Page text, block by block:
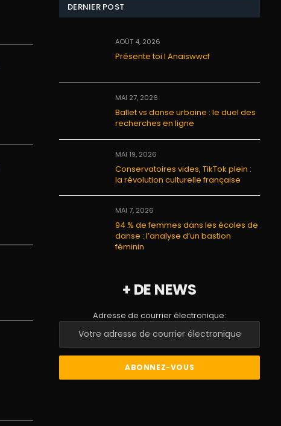
DERNIER POST
AOÛT 4, 2026
Présente toi I Anaiswwcf
MAI 27, 2026
Ballet vs danse urbaine : le duel des
recherches en ligne
MAI 19, 2026
Conservatoires vides, TikTok plein :
la révolution culturelle française
MAI 7, 2026
94 % de femmes dans les écoles de
danse : l’analyse d’un bastion
féminin
+ DE NEWS
Adresse de courrier électronique: